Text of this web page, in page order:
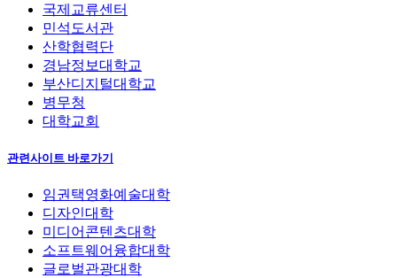
국제교류센터
민석도서관
산학협력단
경남정보대학교
부산디지털대학교
병무청
대학교회
관련사이트 바로가기
임권택영화예술대학
디자인대학
미디어콘텐츠대학
소프트웨어융합대학
글로벌관광대학